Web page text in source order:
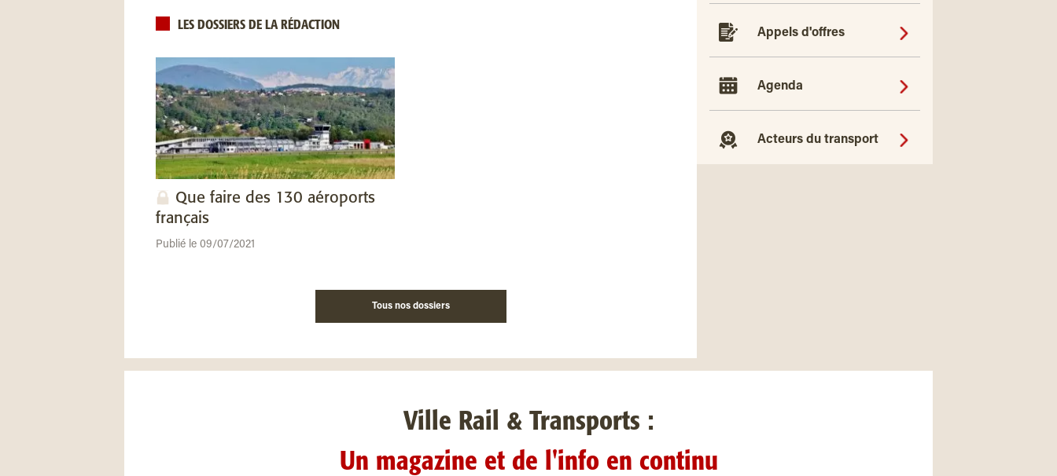
LES DOSSIERS DE LA RÉDACTION
Que faire des 130 aéroports
français
Publié le 09/07/2021
Tous nos dossiers
Appels d'offres
Agenda
Acteurs du transport
Ville Rail & Transports :
Un magazine et de l'info en continu